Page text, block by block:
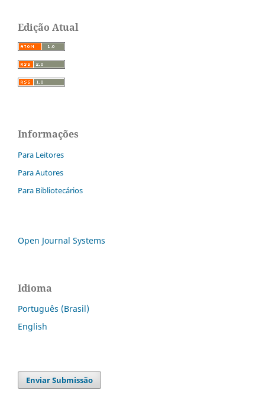
Edição Atual
Informações
Para Leitores
Para Autores
Para Bibliotecários
Open Journal Systems
Idioma
Português (Brasil)
English
Enviar Submissão